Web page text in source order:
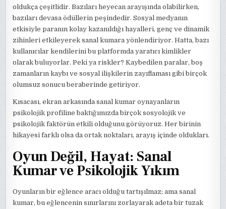
oldukça çeşitlidir. Bazıları heyecan arayışında olabilirken,
bazıları devasa ödüllerin peşindedir. Sosyal medyanın
etkisiyle paranın kolay kazanıldığı hayalleri, genç ve dinamik
zihinleri etkileyerek sanal kumara yönlendiriyor. Hatta, bazı
kullanıcılar kendilerini bu platformda yaratıcı kimlikler
olarak buluyorlar. Peki ya riskler? Kaybedilen paralar, boş
zamanların kaybı ve sosyal ilişkilerin zayıflaması gibi birçok
olumsuz sonucu beraberinde getiriyor.
Kısacası, ekran arkasında sanal kumar oynayanların
psikolojik profiline baktığımızda birçok sosyolojik ve
psikolojik faktörün etkili olduğunu görüyoruz. Her birinin
hikayesi farklı olsa da ortak noktaları, arayış içinde oldukları.
Oyun Değil, Hayat: Sanal
Kumar ve Psikolojik Yıkım
Oyunların bir eğlence aracı olduğu tartışılmaz; ama sanal
kumar, bu eğlencenin sınırlarını zorlayarak adeta bir tuzak